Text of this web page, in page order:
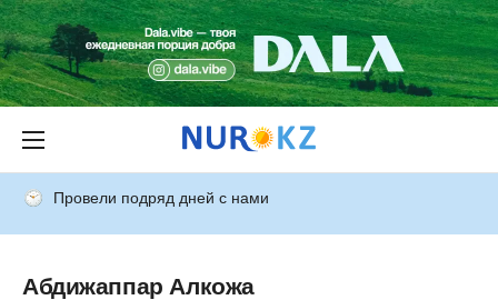
Провели подряд дней с нами
Абдижаппар Алкожа